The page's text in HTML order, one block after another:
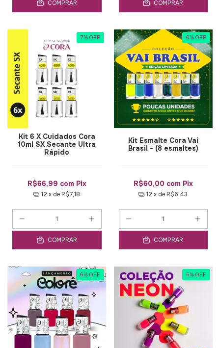
COMPRAR COMPRAR
7% OFF
Kit 6 X Cuidados Cora
10ml SX Secante Ultra
Rápido
R$66,99 com Pix
12 x de R$7,18
COMPRAR
6% OFF
Kit Esmalte Cora Vai
Brasil - (8 esmaltes)
R$60,00 com Pix
12 x de R$6,43
COMPRAR
6% OFF 5% OFF